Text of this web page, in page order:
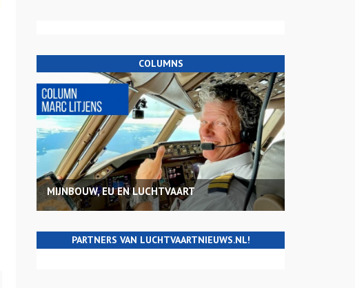
COLUMNS
MIJNBOUW, EU EN LUCHTVAART
PARTNERS VAN LUCHTVAARTNIEUWS.NL!